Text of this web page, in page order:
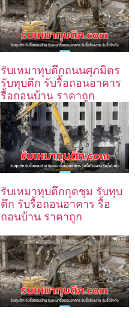
รับเหมาทุบตึกถนนศุภมิตร
รับทุบตึก รับรื้อถอนอาคาร
รื้อถอนบ้าน ราคาถูก
รับเหมาทุบตึกกุดชุม รับทุบ
ตึก รับรื้อถอนอาคาร รื้อ
ถอนบ้าน ราคาถูก